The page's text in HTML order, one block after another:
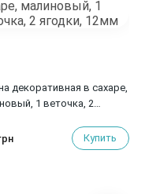
декоративная в сахаре,
1 веточка, 2
Купить